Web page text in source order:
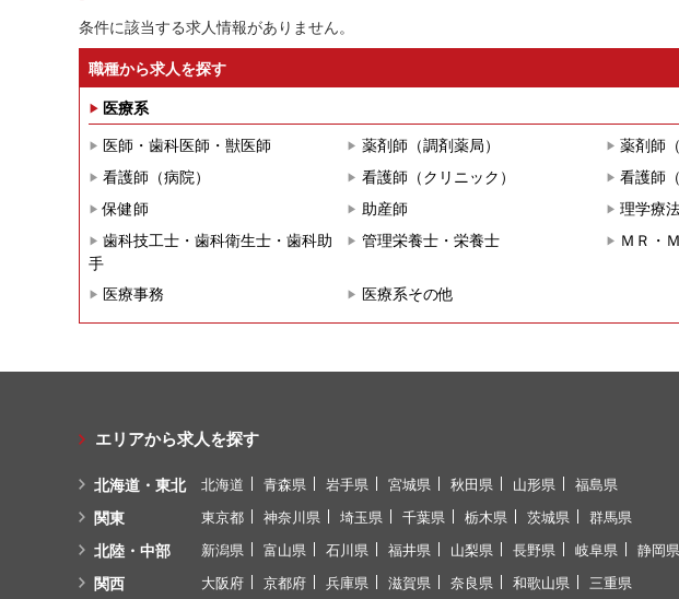
条件に該当する求人情報がありません。
職種から求人を探す
医療系
医師・歯科医師・獣医師
薬剤師（調剤薬局） 薬剤師
看護師（病院）
看護師（クリニック） 看護師
保健師
助産師 理学療
歯科技工士・歯科衛生士・歯科助
手
管理栄養士・栄養士 ＭＲ・
医療事務 医療系その他
エリアから求人を探す
北海道・東北 北海道 青森県 岩手県 宮城県 秋田県 山形県 福島県
関東 東京都 神奈川県 埼玉県 千葉県 栃木県 茨城県 群馬県
北陸・中部 新潟県 富山県 石川県 福井県 山梨県 長野県 岐阜県 静岡県
関西 大阪府 京都府 兵庫県 滋賀県 奈良県 和歌山県 三重県